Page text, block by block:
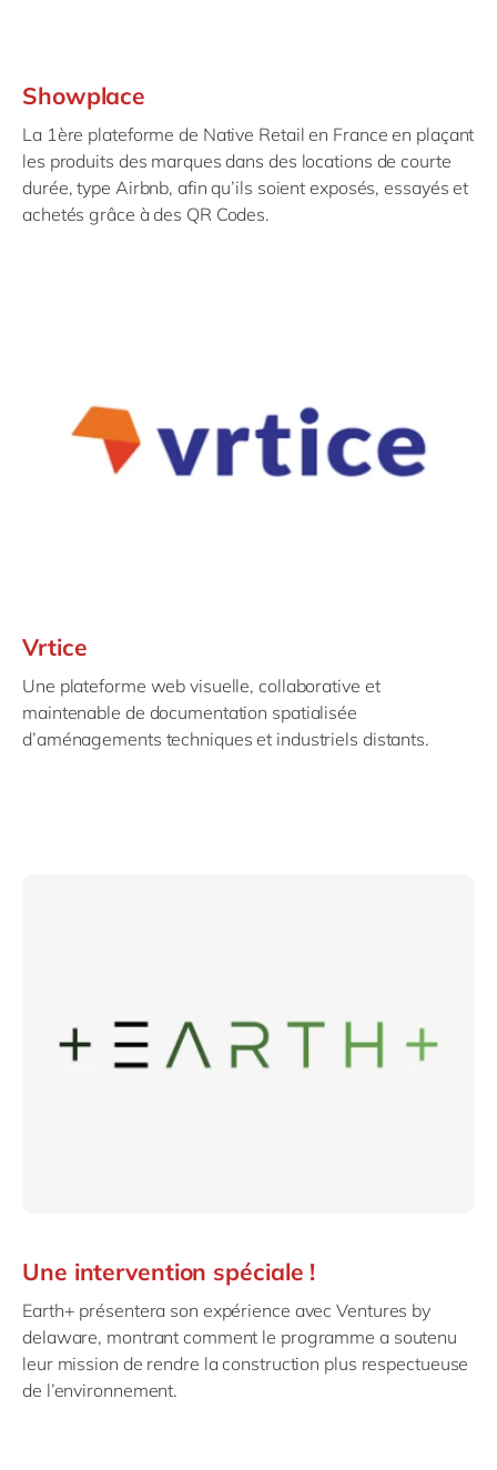
Showplace
La 1ère plateforme de Native Retail en France en plaçant
les produits des marques dans des locations de courte
durée, type Airbnb, afin qu’ils soient exposés, essayés et
achetés grâce à des QR Codes.
Vrtice
Une plateforme web visuelle, collaborative et
maintenable de documentation spatialisée
d’aménagements techniques et industriels distants.
Une intervention spéciale !
Earth+ présentera son expérience avec Ventures by
delaware, montrant comment le programme a soutenu
leur mission de rendre la construction plus respectueuse
de l’environnement.